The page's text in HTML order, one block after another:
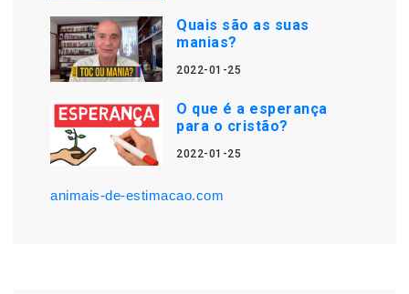
Quais são as suas
manias?
2022-01-25
O que é a esperança
para o cristão?
2022-01-25
animais-de-estimacao.com